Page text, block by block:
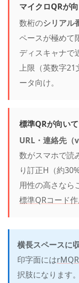
マイクロQRが
数桁のシリアル
ペースが極めて
ディスキャナで
上限（英数字21
ータ向け。
標準QRが向い
URL・連絡先（
数がスマホで読
り訂正H（約
用性の高さなら
標準QRコード
横長スペースに
印字面には
択肢になります